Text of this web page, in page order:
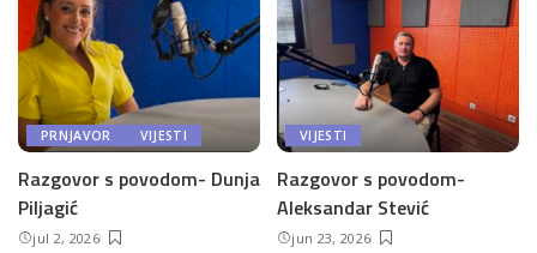
PRNJAVOR VIJESTI
Razgovor s povodom- Dunja
Piljagić
jul 2, 2026
VIJESTI
Razgovor s povodom-
Aleksandar Stević
jun 23, 2026